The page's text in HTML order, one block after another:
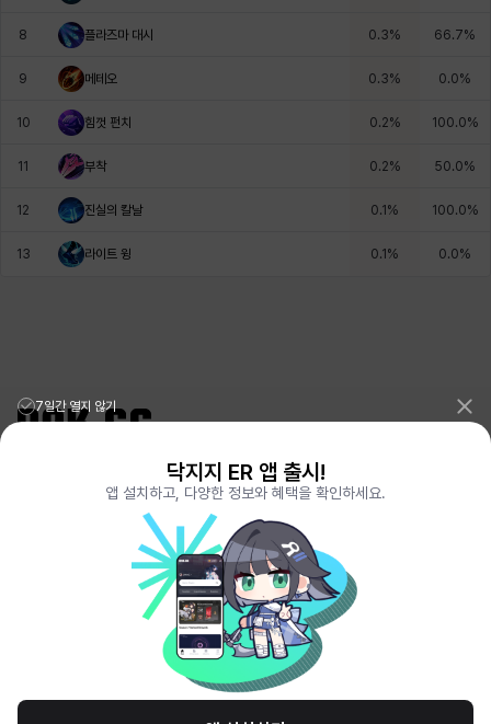
츠바메
코렐라인 크레이버
펜리르 펠릭스 피올로 하트
8 플라즈마 대시 0.3% 66.7%
9 메테오 0.3% 0.0%
10 힘껏 펀치 0.2% 100.0%
11 부착 0.2% 50.0%
12 진실의 칼날 0.1% 100.0%
13 라이트 윙 0.1 % 0.0%
리그오브레전드 전적검색 포로지지PORO.GG
전략적팀전투 TFT 전적검색 롤체지지 LOLCHESS.GG
메이플스토리 종합통계MAPLE.GG
VALORANT.DAK.GG
배틀그라운드 전적검색PUBG.DAK.GG
이터널 리턴 전적검색ER.DAK.GG
GENSHIN.DAK.GG
DEADLOCK.DAK.GG
서비스 이용 약관 개인정보 취급방침 제휴 문의 고객센터 채용
7일간 열지 않기
닥지지 ER 앱 출시!
앱 설치하고, 다양한 정보와 혜택을 확인하세요.